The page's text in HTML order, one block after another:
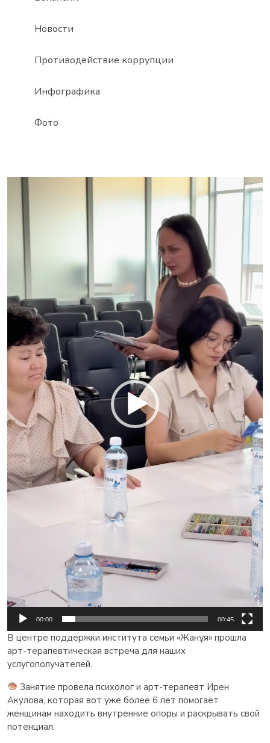
Новости
Противодействие коррупции
Инфографика
Фото
00:00 00:45
В центре поддержки института семьи «Жанұя» прошла
арт-терапевтическая встреча для наших
услугополучателей.
Занятие провела психолог и арт-терапевт Ирен
Акулова, которая вот уже более 6 лет помогает
женщинам находить внутренние опоры и раскрывать свой
потенциал.